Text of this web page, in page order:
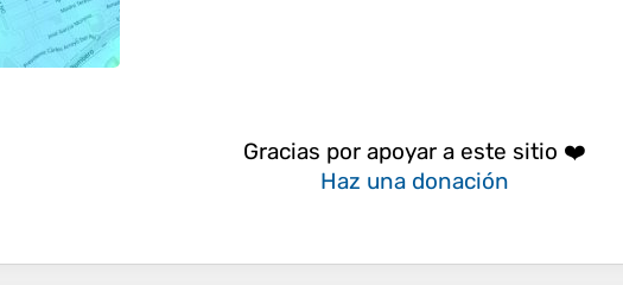
Gracias por apoyar a este sitio ❤️
Haz una donación